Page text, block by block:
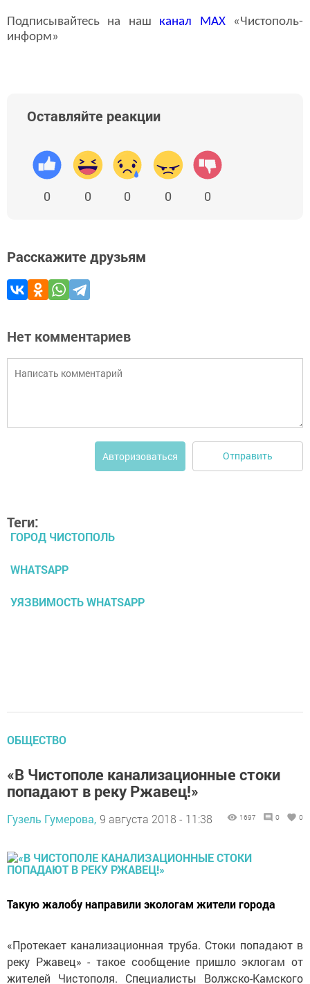
Подписывайтесь на наш канал MAX«Чистополь-
информ»
Оставляйте реакции
0 0 0 0 0
Расскажите друзьям
Нет комментариев
Авторизоваться Отправить
Теги:
ГОРОД ЧИСТОПОЛЬ
WHATSAPP
УЯЗВИМОСТЬ WHATSAPP
ОБЩЕСТВО
«В Чистополе канализационные стоки
попадают в реку Ржавец!»
Гузель Гумерова, 9 августа 2018 - 11:38 1697 0 0
Такую жалобу направили экологам жители города
«Протекает канализационная труба. Стоки попадают в
реку Ржавец» - такое сообщение пришло эклогам от
жителей Чистополя. Специалисты Волжско-Камского